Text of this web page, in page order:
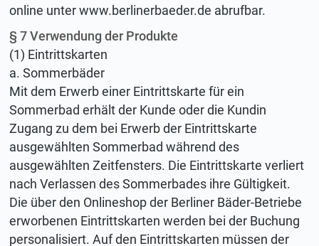
online unter www.berlinerbaeder.de abrufbar.
§ 7 Verwendung der Produkte
(1) Eintrittskarten
a. Sommerbäder
Mit dem Erwerb einer Eintrittskarte für ein
Sommerbad erhält der Kunde oder die Kundin
Zugang zu dem bei Erwerb der Eintrittskarte
ausgewählten Sommerbad während des
ausgewählten Zeitfensters. Die Eintrittskarte verliert
nach Verlassen des Sommerbades ihre Gültigkeit.
Die über den Onlineshop der Berliner Bäder-Betriebe
erworbenen Eintrittskarten werden bei der Buchung
personalisiert. Auf den Eintrittskarten müssen der